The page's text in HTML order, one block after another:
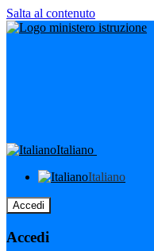
Salta al contenuto
Italiano
Italiano
Accedi
Accedi